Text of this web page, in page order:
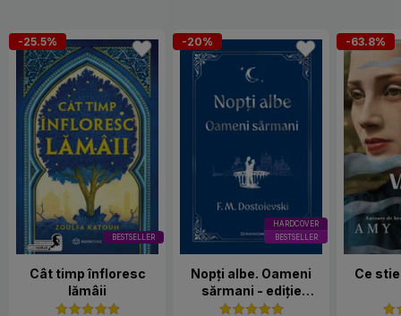
BESTSELLER
-25.5%
Cât timp înfloresc
lămâii
HARDCOVER
BESTSELLER
-20%
Nopți albe. Oameni
sărmani - ediție
Hardcover 2025
-63.8%
Ce